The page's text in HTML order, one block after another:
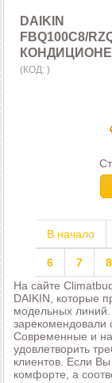
DAIKIN
FBQ100C8/
(КОД: )
В начало
6 7 8
На сайте
DAIKIN, которые
модельных
зарекомендовали
Современные и
удовлетворить
клиентов. Если
комфорте, а